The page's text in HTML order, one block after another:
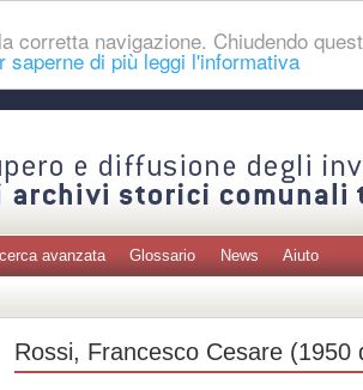
navigazione. Chiudendo
saperne di più leggi l'informativa
avanzata Glossario News Aiuto
Rossi, Francesco Cesare